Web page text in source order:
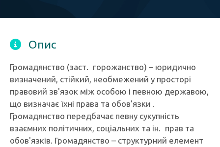
Опис
Громадянство (заст. горожанство) – юридично
визначений, стійкий, необмежений у просторі
правовий зв'язок між особою і певною державою,
що визначає їхні права та обов'язки .
Громадянство передбачає певну сукупність
взаємних політичних, соціальних та ін. прав та
обов'язків. Громадянство – структурний елемент